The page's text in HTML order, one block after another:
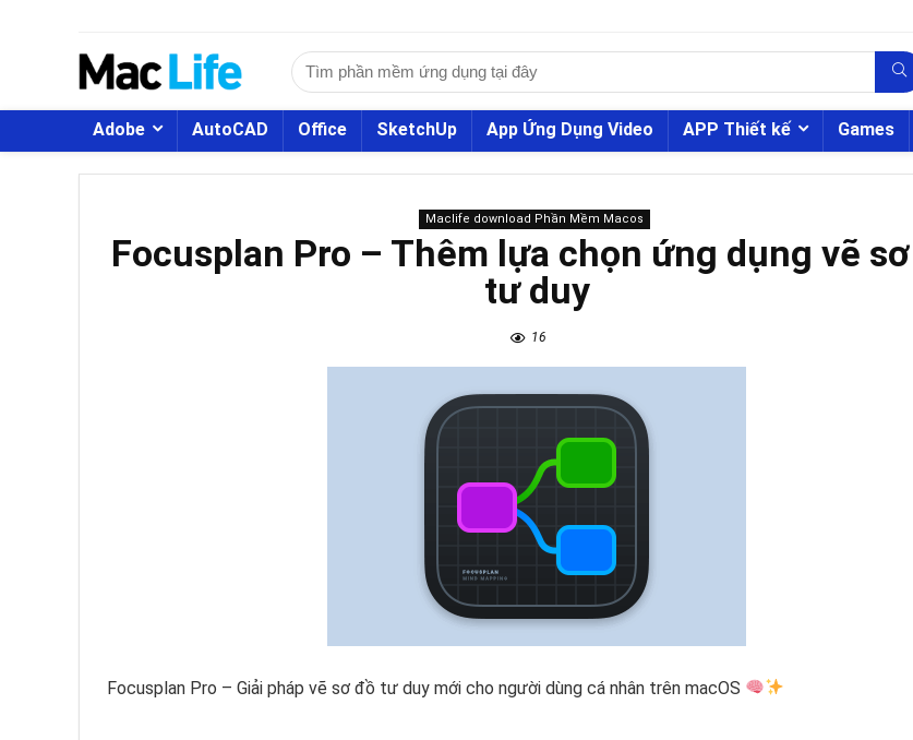
Adobe AutoCAD Office SketchUp App Ứng Dụng Video APP Thiết kế Games
Maclife download Phần Mềm Macos
Focusplan Pro – Thêm lựa chọn ứng dụng vẽ
tư duy
16
Focusplan Pro – Giải pháp vẽ sơ đồ tư duy mới cho người dùng cá nhân trên macOS